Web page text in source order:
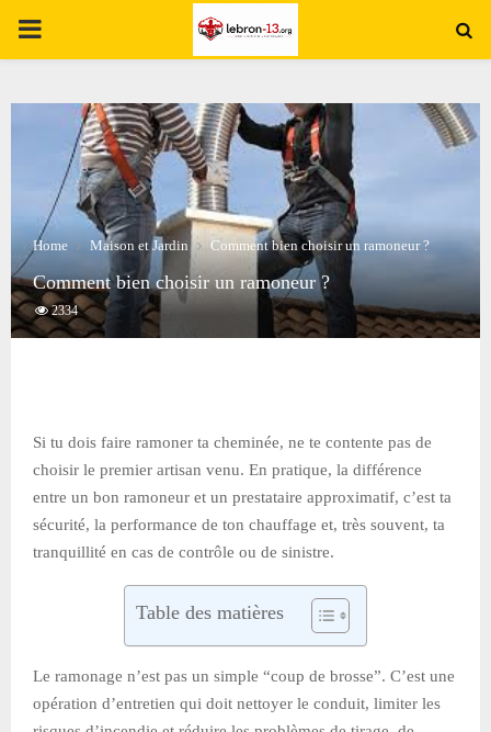
PRIMARY
Home Maison et Jardin Comment bien choisir un ramoneur ?
Comment bien choisir un ramoneur ?
2334
Si tu dois faire ramoner ta cheminée, ne te contente pas de
choisir le premier artisan venu. En pratique, la différence
entre un bon ramoneur et un prestataire approximatif, c’est ta
sécurité, la performance de ton chauffage et, très souvent, ta
tranquillité en cas de contrôle ou de sinistre.
Table des matières
Le ramonage n’est pas un simple “coup de brosse”. C’est une
opération d’entretien qui doit nettoyer le conduit, limiter les